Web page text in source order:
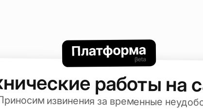
работы на
извинения за временные